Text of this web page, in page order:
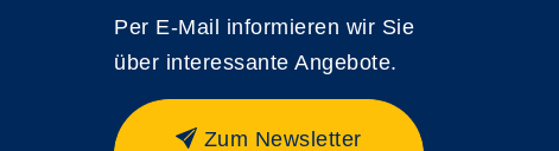
Per E-Mail informieren wir Sie
über interessante Angebote.
Zum Newsletter